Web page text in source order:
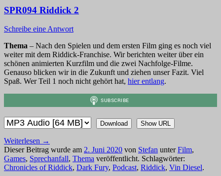
SPR094 Riddick 2
Schreibe eine Antwort
Thema – Nach den Spielen und dem ersten Film ging es noch viel
weiter mit dem Riddick-Franchise. Wir berichten weiter über ein
schönen animierten Kurzfilm und die zwei Nachfolge-Filme.
Genauso blicken wir in die Zukunft und ziehen unser Fazit. Viel
Spaß. Wer Teil 1 noch nicht gehört hat, hier entlang.
Download Show URL
Weiterlesen →
Dieser Beitrag wurde am 2. Juni 2020 von Stefan unterFilm,
Games, Sprechanfall, Thema veröffentlicht. Schlagwörter:
Chronicles of Riddick, Dark Fury, Podcast, Riddick, Vin Diesel.